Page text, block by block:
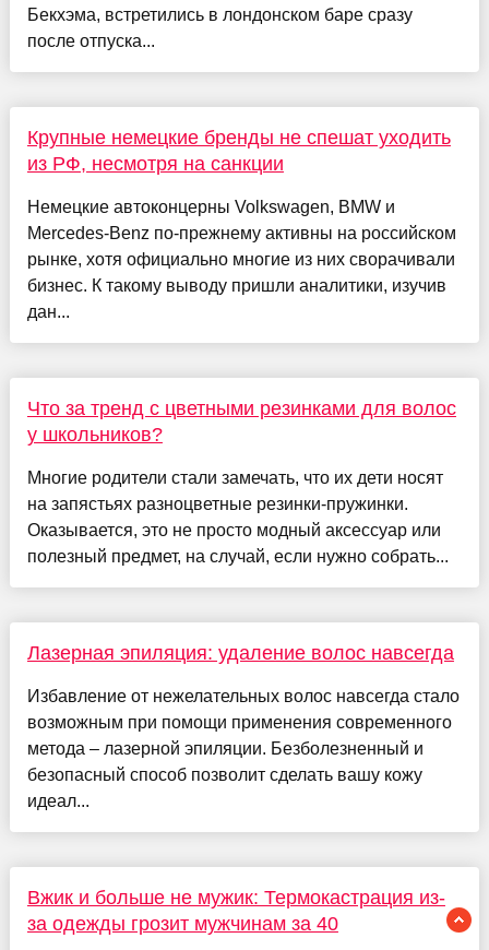
Бекхэма, встретились в лондонском баре сразу
после отпуска...
Крупные немецкие бренды не спешат уходить
из РФ, несмотря на санкции
Немецкие автоконцерны Volkswagen, BMW и
Mercedes-Benz по-прежнему активны на российском
рынке, хотя официально многие из них сворачивали
бизнес. К такому выводу пришли аналитики, изучив
дан...
Что за тренд с цветными резинками для волос
у школьников?
Многие родители стали замечать, что их дети носят
на запястьях разноцветные резинки-пружинки.
Оказывается, это не просто модный аксессуар или
полезный предмет, на случай, если нужно собрать...
Лазерная эпиляция: удаление волос навсегда
Избавление от нежелательных волос навсегда стало
возможным при помощи применения современного
метода – лазерной эпиляции. Безболезненный и
безопасный способ позволит сделать вашу кожу
идеал...
Вжик и больше не мужик: Термокастрация из-
за одежды грозит мужчинам за 40